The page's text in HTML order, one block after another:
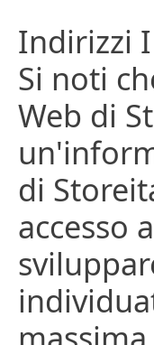
Indirizzi
Si noti
Web di
di
accesso